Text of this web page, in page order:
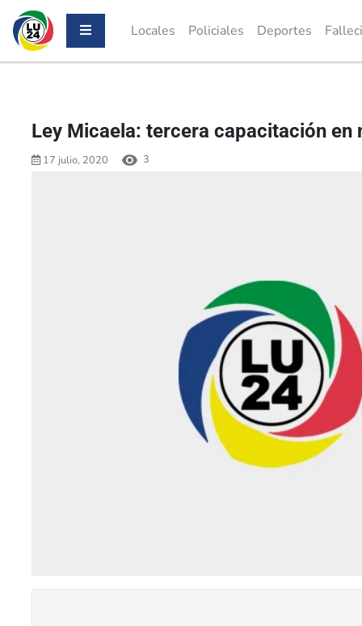
Locales Policiales Deportes
Ley Micaela: tercera capacitación en
17 julio, 2020 3